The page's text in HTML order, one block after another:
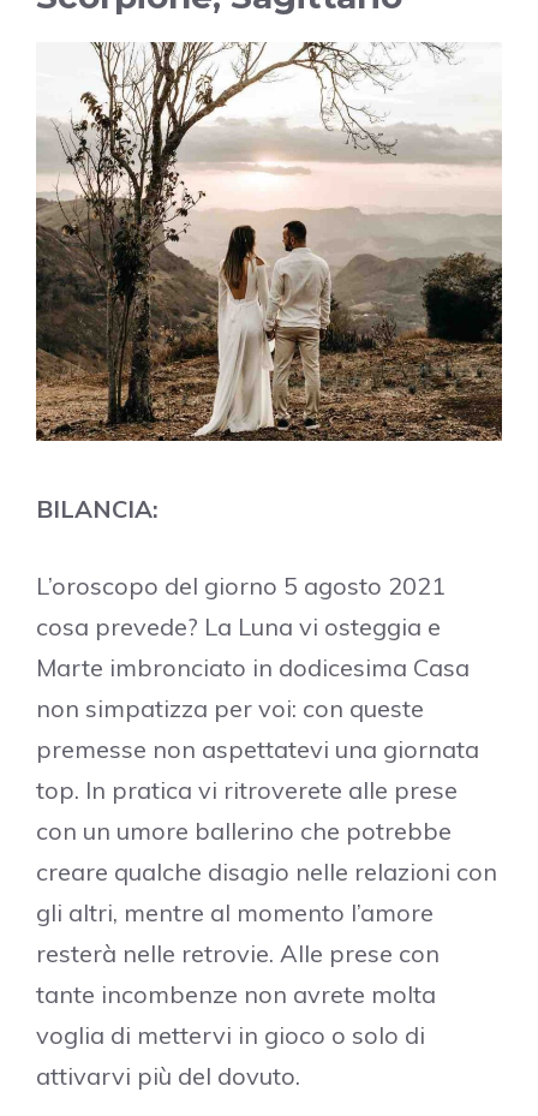
BILANCIA:
L’oroscopo del giorno 5 agosto 2021
cosa prevede? La Luna vi osteggia e
Marte imbronciato in dodicesima Casa
non simpatizza per voi: con queste
premesse non aspettatevi una giornata
top. In pratica vi ritroverete alle prese
con un umore ballerino che potrebbe
creare qualche disagio nelle relazioni con
gli altri, mentre al momento l’amore
resterà nelle retrovie. Alle prese con
tante incombenze non avrete molta
voglia di mettervi in gioco o solo di
attivarvi più del dovuto.